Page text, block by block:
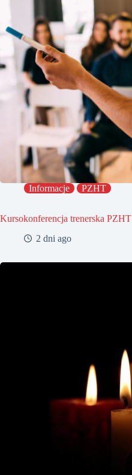
Informacje PZHT
Kursokonferencja trenerska PZHT
2 dni ago